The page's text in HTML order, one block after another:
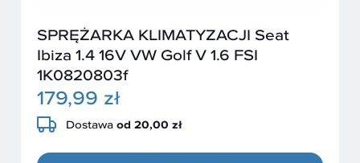
SPRĘŻARKA KLIMATYZACJI Seat
Ibiza 1.4 16V VW Golf V 1.6 FSI
1K0820803f
179,99 zł
Dostawa od 20,00 zł